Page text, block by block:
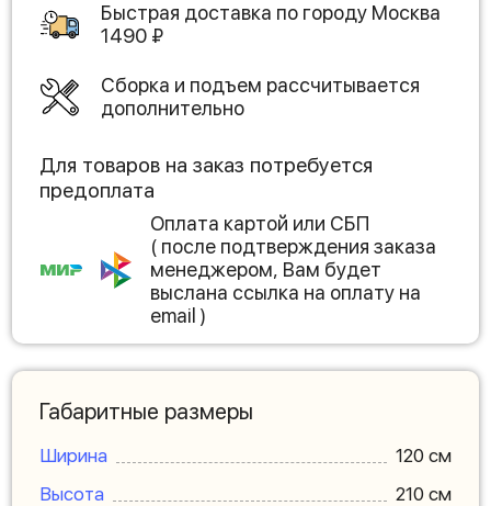
Быстрая доставка по городу Москва
1490 ₽
Сборка и подъем рассчитывается
дополнительно
Для товаров на заказ потребуется
предоплата
Оплата картой или СБП
( после подтверждения заказа
менеджером, Вам будет
выслана ссылка на оплату на
email )
Габаритные размеры
Ширина
120 см
Высота
210 см